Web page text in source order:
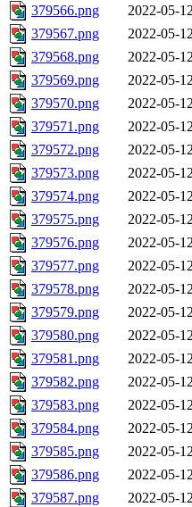
379566.png
2022-05-
379567.png
2022-05-
379568.png
2022-05-
379569.png
2022-05-
379570.png
2022-05-
379571.png
2022-05-
379572.png
2022-05-
379573.png
2022-05-
379574.png
2022-05-
379575.png
2022-05-
379576.png
2022-05-
379577.png
2022-05-
379578.png
2022-05-
379579.png
2022-05-
379580.png
2022-05-
379581.png
2022-05-
379582.png
2022-05-
379583.png
2022-05-
379584.png
2022-05-
379585.png
2022-05-
379586.png
2022-05-
379587.png
2022-05-